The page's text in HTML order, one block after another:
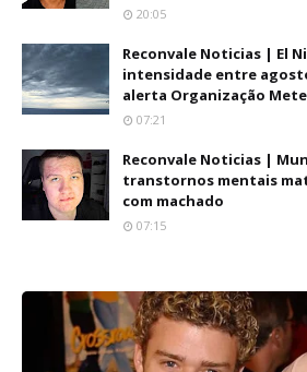
20:05
Reconvale Noticias | El
intensidade entre
alerta Organização
07:21
Reconvale Noticias |
transtornos mentais
com machado
07:15